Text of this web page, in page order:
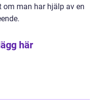
man har hjälp av en
här